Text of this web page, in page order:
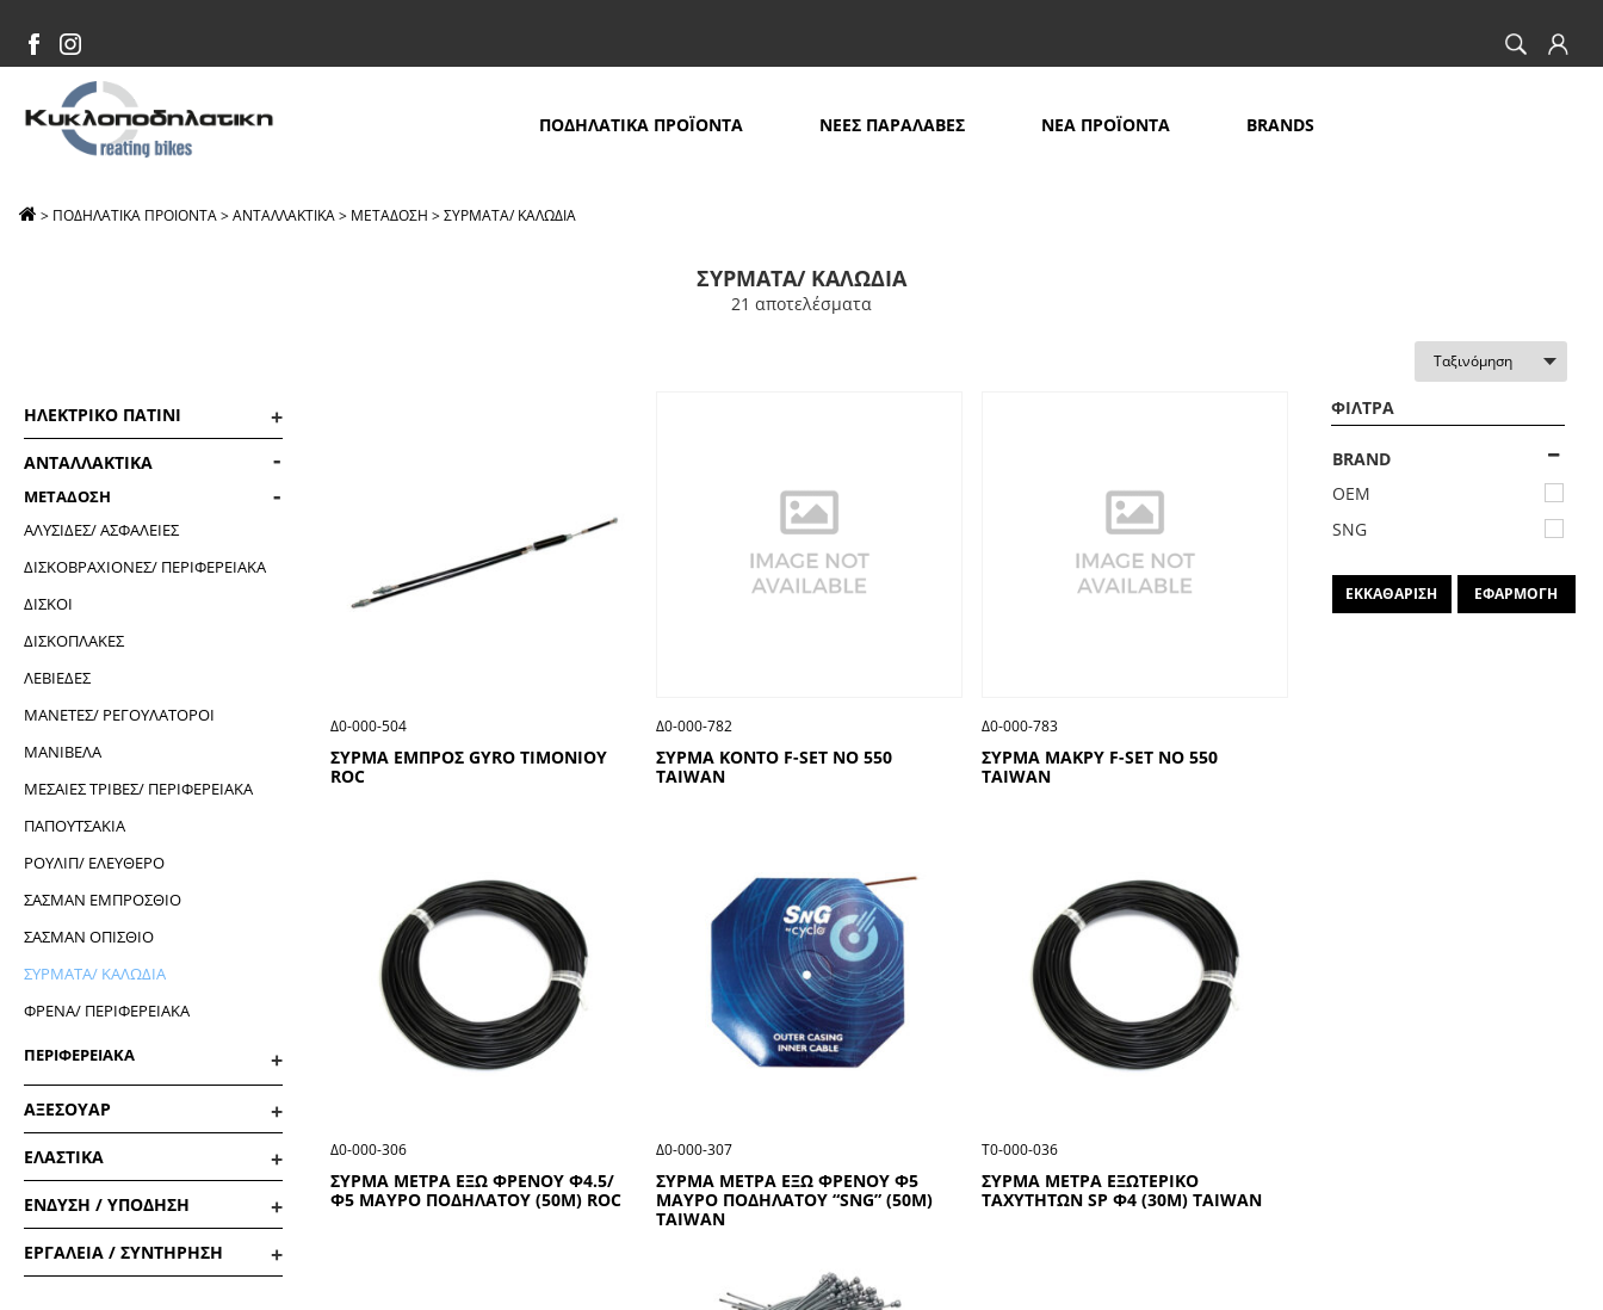
ΠΟΔΗΛΑΤΙΚΑ ΠΡΟΪΟΝΤΑ ΝΕΕΣ ΠΑΡΑΛΑΒΕΣ ΝΕΑ ΠΡΟΪΟΝΤΑ BRANDS
> ΠΟΔΗΛΑΤΙΚΑ ΠΡΟΙΟΝΤΑ>ΑΝΤΑΛΛΑΚΤΙΚΑ> ΜΕΤΑΔΟΣΗ >ΣΥΡΜΑΤΑ/ ΚΑΛΩΔΙΑ
ΣΥΡΜΑΤΑ/ ΚΑΛΩΔΙΑ
21 απoτελέσματα
ΗΛΕΚΤΡΙΚΟ ΠΑΤΙΝΙ
ΑΝΤΑΛΛΑΚΤΙΚΑ
ΜΕΤΑΔΟΣΗ
ΑΛΥΣΙΔΕΣ/ ΑΣΦΑΛΕΙΕΣ
ΔΙΣΚΟΒΡΑΧΙΟΝΕΣ/ ΠΕΡΙΦΕΡΕΙΑΚΑ
ΔΙΣΚΟΙ
ΔΙΣΚΟΠΛΑΚΕΣ
ΛΕΒΙΕΔΕΣ
ΜΑΝΕΤΕΣ/ ΡΕΓΟΥΛΑΤΟΡΟΙ
ΜΑΝΙΒΕΛΑ
ΜΕΣΑΙΕΣ ΤΡΙΒΕΣ/ ΠΕΡΙΦΕΡΕΙΑΚΑ
ΠΑΠΟΥΤΣΑΚΙΑ
ΡΟΥΛΙΠ/ ΕΛΕΥΘΕΡΟ
ΣΑΣΜΑΝ ΕΜΠΡΟΣΘΙΟ
ΣΑΣΜΑΝ ΟΠΙΣΘΙΟ
ΣΥΡΜΑΤΑ/ ΚΑΛΩΔΙΑ
ΦΡΕΝΑ/ ΠΕΡΙΦΕΡΕΙΑΚΑ
ΠΕΡΙΦΕΡΕΙΑΚΑ
ΑΞΕΣΟΥΑΡ
ΕΛΑΣΤΙΚΑ
ΕΝΔΥΣΗ / ΥΠΟΔΗΣΗ
ΕΡΓΑΛΕΙΑ / ΣΥΝΤΗΡΗΣΗ
ΣΥΡΜΑ ΕΜΠΡΟΣ GΥRΟ ΤΙΜΟΝΙΟΥ
RΟC
Δ0-000-504
ΣΥΡΜΑ ΚΟΝΤΟ F-SΕΤ ΝΟ 550
ΤΑΙWΑΝ
Δ0-000-782
ΣΥΡΜΑ ΜΑΚΡΥ F-SΕΤ ΝΟ 550
ΤΑΙWΑΝ
Δ0-000-783
ΣΥΡΜΑ ΜΕΤΡΑ ΕΞΩ ΦΡΕΝΟΥ Φ4.5/
Φ5 ΜΑΥΡΟ ΠΟΔΗΛΑΤΟΥ (50Μ) RΟC
Δ0-000-306
ΣΥΡΜΑ ΜΕΤΡΑ ΕΞΩ ΦΡΕΝΟΥ Φ5
ΜΑΥΡΟ ΠΟΔΗΛΑΤΟΥ “SΝG” (50Μ)
ΤΑΙWΑΝ
Δ0-000-307
ΣΥΡΜΑ ΜΕΤΡΑ ΕΞΩΤΕΡΙΚΟ
ΤΑΧΥΤΗΤΩΝ SΡ Φ4 (30Μ) ΤΑΙWΑΝ
Τ0-000-036
ΦΙΛΤΡΑ
BRAND
OEM
SNG
ΕΦΑΡΜΟΓΗ
ΕΚΚΑΘΑΡΙΣΗ